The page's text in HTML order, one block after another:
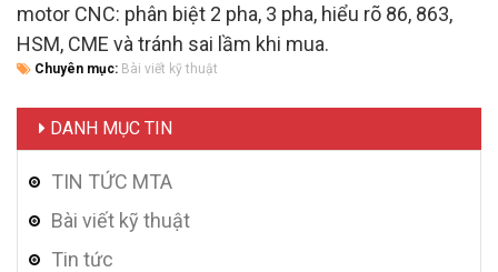
motor CNC: phân biệt 2 pha, 3 pha, hiểu rõ 86, 863,
HSM, CME và tránh sai lầm khi mua.
Chuyên mục: Bài viết kỹ thuật
DANH MỤC TIN
TIN TỨC MTA
Bài viết kỹ thuật
Tin tức